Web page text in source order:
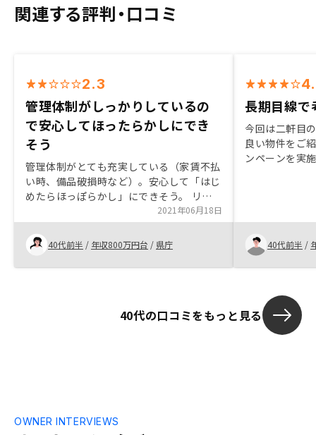
関連する評判・口コミ
2.3
管理体制がしっかりしているの
で安心してほったらかしにでき
そう
管理体制がとても充実している（家賃不払
い時、備品破損時など）。安心して「はじ
めたらほっぽらかし」にできそう。 リノ
ベなど商品価値を上げる系列会社があり、
資産価値減対策ができると感じる営業担当
がとにかく契約を急いでいる感じがした。
管理サービスがいいから契約しようと思っ
ているのに、担当の性急な態度が、何かこ
まう。 面談中に物件を見せられ、その場
ナー販売、押し売りのやり口と同じに感
2021年06月18日
40代前半 / 年収800万円台 / 県庁
長期目線で
今回は二軒目
良い物件をご
ンペーンを実
後から引き渡
共有してもら
40代前半 /
40代の口コミをもっと見る
OWNER INTERVIEWS